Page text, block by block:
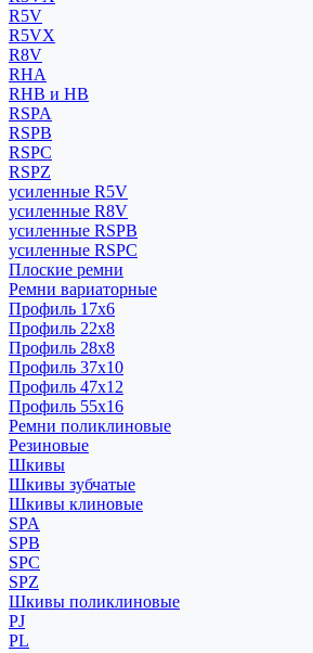
R5V
R5VX
R8V
RHA
RHB и HB
RSPA
RSPB
RSPC
RSPZ
усиленные R5V
усиленные R8V
усиленные RSPB
усиленные RSPC
Плоские ремни
Ремни вариаторные
Профиль 17x6
Профиль 22x8
Профиль 28x8
Профиль 37x10
Профиль 47x12
Профиль 55x16
Ремни поликлиновые
Резиновые
Шкивы
Шкивы зубчатые
Шкивы клиновые
SPA
SPB
SPC
SPZ
Шкивы поликлиновые
PJ
PL